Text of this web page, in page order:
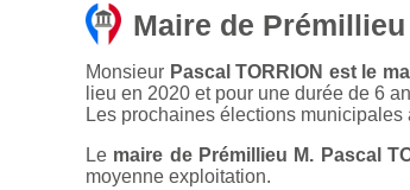
Maire de Prémillieu
Monsieur Pascal TORRION est le
lieu en 2020 et pour une durée de 6
Les prochaines élections municipales
Le maire de Prémillieu M. Pascal
moyenne exploitation.